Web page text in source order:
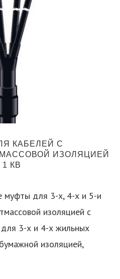
КАБЕЛЕЙ С
ИЗОЛЯЦИЕЙ
КВ
муфты для 3-х, 4-х и 5-и
изоляцией с
3-х и 4-х жильных
изоляцией,